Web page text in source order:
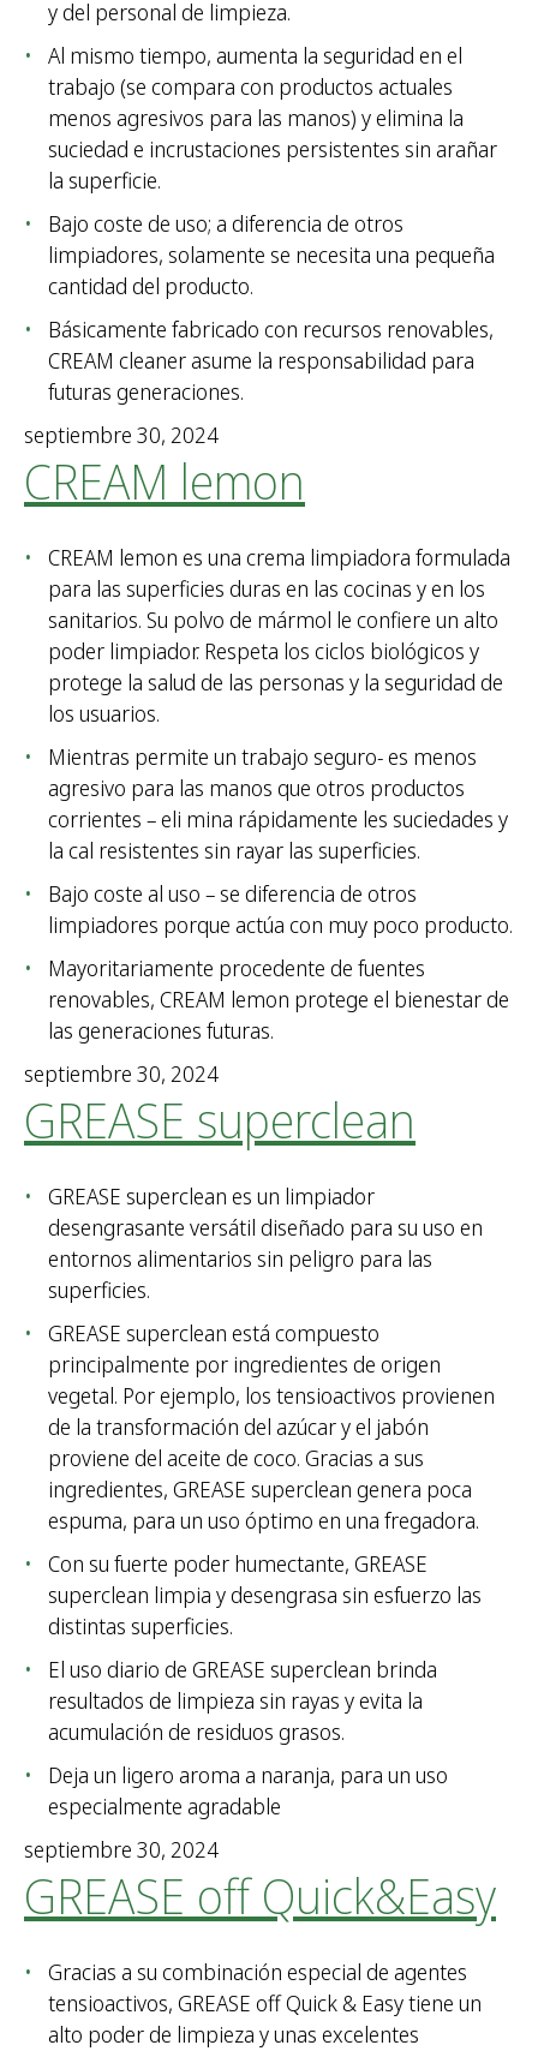
y del personal de limpieza.
Al mismo tiempo, aumenta la seguridad en el
trabajo (se compara con productos actuales
menos agresivos para las manos) y elimina la
suciedad e incrustaciones persistentes sin arañar
la superficie.
Bajo coste de uso; a diferencia de otros
limpiadores, solamente se necesita una pequeña
cantidad del producto.
Básicamente fabricado con recursos renovables,
CREAM cleaner asume la responsabilidad para
futuras generaciones.
septiembre 30, 2024
CREAM lemon
CREAM lemon es una crema limpiadora formulada
para las superficies duras en las cocinas y en los
sanitarios. Su polvo de mármol le confiere un alto
poder limpiador. Respeta los ciclos biológicos y
protege la salud de las personas y la seguridad de
los usuarios.
Mientras permite un trabajo seguro- es menos
agresivo para las manos que otros productos
corrientes – eli mina rápidamente les suciedades y
la cal resistentes sin rayar las superficies.
Bajo coste al uso – se diferencia de otros
limpiadores porque actúa con muy poco producto.
Mayoritariamente procedente de fuentes
renovables, CREAM lemon protege el bienestar de
las generaciones futuras.
septiembre 30, 2024
GREASE superclean
GREASE superclean es un limpiador
desengrasante versátil diseñado para su uso en
entornos alimentarios sin peligro para las
superficies.
GREASE superclean está compuesto
principalmente por ingredientes de origen
vegetal. Por ejemplo, los tensioactivos provienen
de la transformación del azúcar y el jabón
proviene del aceite de coco. Gracias a sus
ingredientes, GREASE superclean genera poca
espuma, para un uso óptimo en una fregadora.
Con su fuerte poder humectante, GREASE
superclean limpia y desengrasa sin esfuerzo las
distintas superficies.
El uso diario de GREASE superclean brinda
resultados de limpieza sin rayas y evita la
acumulación de residuos grasos.
Deja un ligero aroma a naranja, para un uso
especialmente agradable
septiembre 30, 2024
GREASE off Quick&Easy
Gracias a su combinación especial de agentes
tensioactivos, GREASE off Quick & Easy tiene un
alto poder de limpieza y unas excelentes